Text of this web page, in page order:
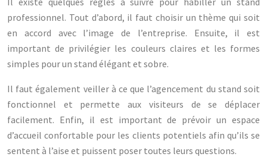
professionnel. Tout d’abord, il faut choisir un thème qui soit
en accord avec l’image de l’entreprise. Ensuite, il est
important de privilégier les couleurs claires et les formes
simples pour un stand élégant et sobre.
Il faut également veiller à ce que l’agencement du stand soit
fonctionnel et permette aux visiteurs de se déplacer
facilement. Enfin, il est important de prévoir un espace
d’accueil confortable pour les clients potentiels afin qu’ils se
sentent à l’aise et puissent poser toutes leurs questions.